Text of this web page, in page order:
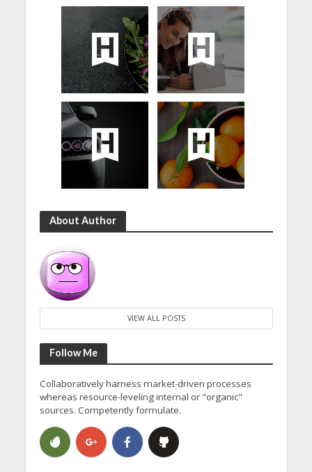
About Author
VIEW ALL POSTS
Follow Me
Collaboratively harness market-driven processes
whereas resource-leveling internal or "organic"
sources. Competently formulate.